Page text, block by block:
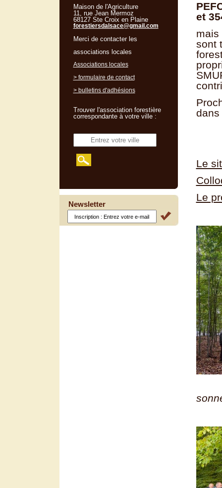
et
mais
sont
dans
Le
Le
Maison de l'Agriculture
11, rue Jean Mermoz
68127 Ste Croix en Plaine
forestiersdalsace@gmail.com
Merci de contacter les
associations locales
Associations locales
> formulaire de contact
> bulletins d'adhésions
Trouver l'association forestière
correspondante à votre ville :
Newsletter